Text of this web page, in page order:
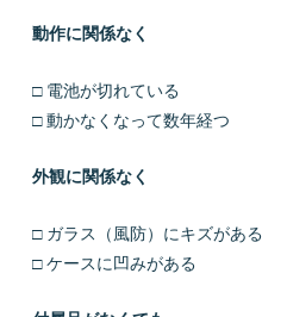
動作に関係なく
□ 電池が切れている
□ 動かなくなって数年経つ
外観に関係なく
□ ガラス（風防）にキズがある
□ ケースに凹みがある